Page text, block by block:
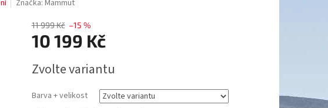
Značka:Mammut
11 999 Kč –15 %
10 199 Kč
cena:
Zvolte variantu
Barva + velikost